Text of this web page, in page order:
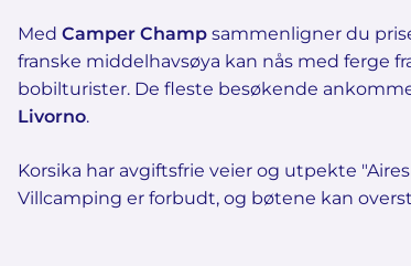
Med Camper Champ sammenligner du
franske middelhavsøya kan nås med ferge
bobilturister. De fleste besøkende
Livorno.
Korsika har avgiftsfrie veier og utpekte
Villcamping er forbudt, og bøtene kan